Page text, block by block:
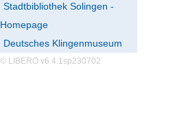
Stadtbibliothek Solingen -
Homepage
Deutsches Klingenmuseum
© LIBERO v6.4.1sp230702